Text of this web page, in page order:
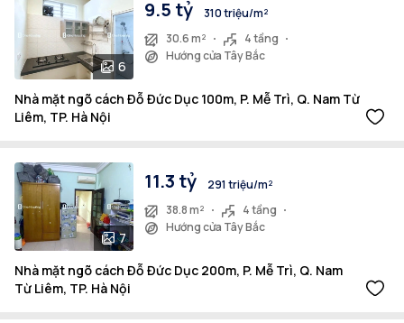
6
9.5 tỷ
310 triệu/m²
30.6 m²
4 tầng
Hướng cửa Tây Bắc
Nhà mặt ngõ cách Đỗ Đức Dục 100m, P. Mễ Trì, Q. Nam Từ
Liêm, TP. Hà Nội
7
11.3 tỷ
291 triệu/m²
38.8 m²
4 tầng
Hướng cửa Tây Bắc
Nhà mặt ngõ cách Đỗ Đức Dục 200m, P. Mễ Trì, Q. Nam
Từ Liêm, TP. Hà Nội